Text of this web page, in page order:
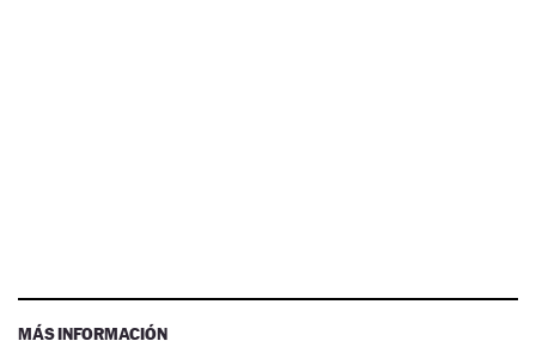
MÁS INFORMACIÓN